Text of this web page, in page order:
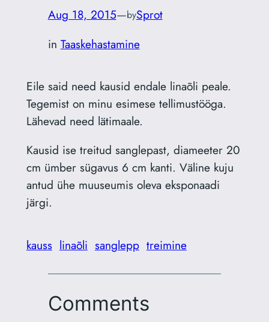
Aug 18, 2015—bySprot
in Taaskehastamine
Eile said need kausid endale linaõli peale.
Tegemist on minu esimese tellimustööga.
Lähevad need lätimaale.
Kausid ise treitud sanglepast, diameeter 20
cm ümber sügavus 6 cm kanti. Väline kuju
antud ühe muuseumis oleva eksponaadi
järgi.
kauss linaõli sanglepp treimine
Comments